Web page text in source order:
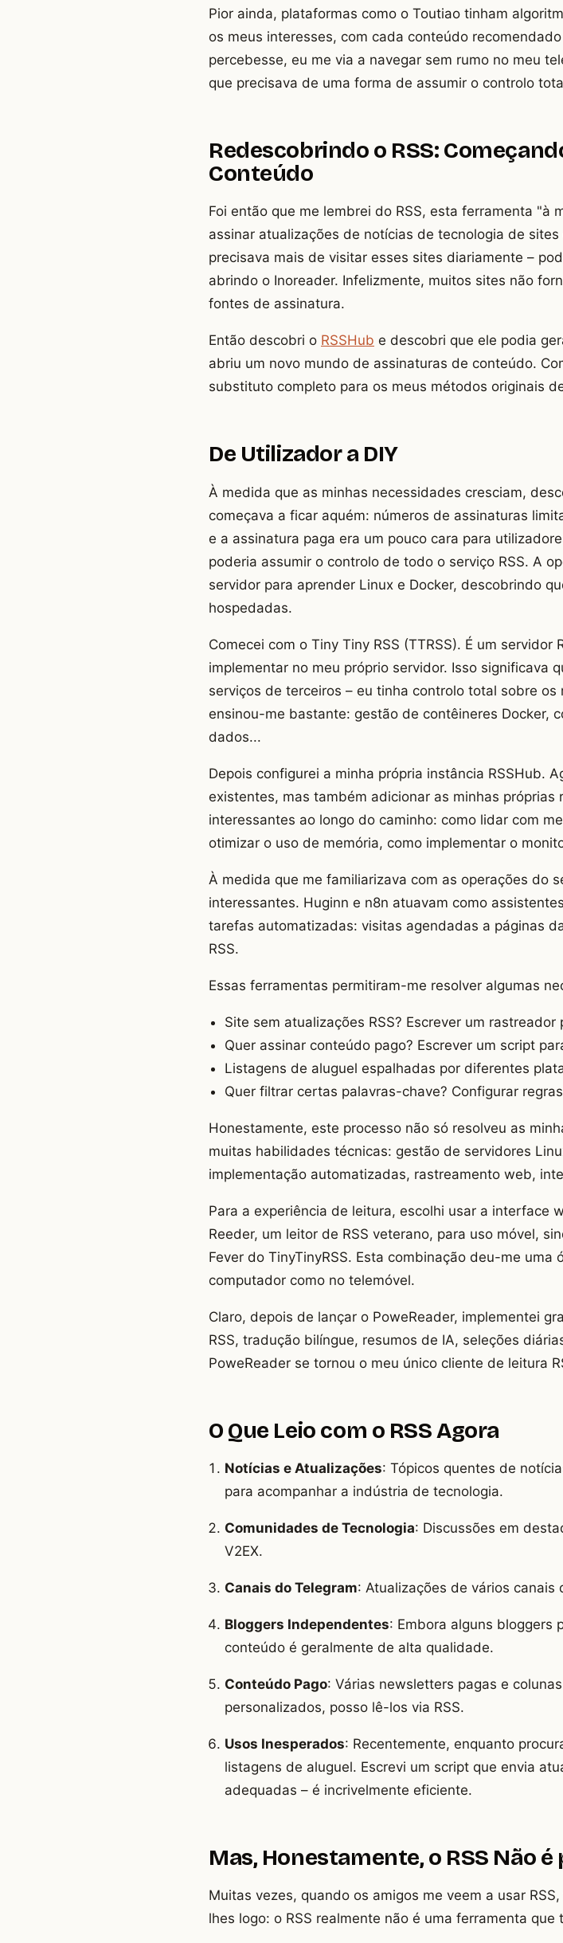
Pior ainda, plataformas como o Toutiao tinham
os meus interesses, com cada conteúdo
percebesse, eu me via a navegar sem rumo no meu
que precisava de uma forma de assumir o controlo
Redescobrindo o RSS:
Conteúdo
Foi então que me lembrei do RSS, esta ferramenta "à
assinar atualizações de notícias de tecnologia de
precisava mais de visitar esses sites diariamente –
abrindo o Inoreader. Infelizmente, muitos sites não
fontes de assinatura.
Então descobri o RSSHub e descobri que ele podia
abriu um novo mundo de assinaturas de conteúdo.
substituto completo para os meus métodos originais
De Utilizador a DIY
À medida que as minhas necessidades cresciam,
começava a ficar aquém: números de assinaturas
e a assinatura paga era um pouco cara para
poderia assumir o controlo de todo o serviço RSS. A
servidor para aprender Linux e Docker, descobrindo
hospedadas.
Comecei com o Tiny Tiny RSS (TTRSS). É um
implementar no meu próprio servidor. Isso significava
serviços de terceiros – eu tinha controlo total sobre
ensinou-me bastante: gestão de contêineres Docker,
dados...
Depois configurei a minha própria instância RSSHub.
existentes, mas também adicionar as minhas
interessantes ao longo do caminho: como lidar com
otimizar o uso de memória, como implementar o
À medida que me familiarizava com as operações do
interessantes. Huginn e n8n atuavam como
tarefas automatizadas: visitas agendadas a páginas
RSS.
Essas ferramentas permitiram-me resolver algumas
Site sem atualizações RSS? Escrever um
Quer assinar conteúdo pago? Escrever um script
Listagens de aluguel espalhadas por diferentes
Quer filtrar certas palavras-chave? Configurar
Honestamente, este processo não só resolveu as
muitas habilidades técnicas: gestão de servidores
implementação automatizadas, rastreamento web,
Para a experiência de leitura, escolhi usar a interface
Reeder, um leitor de RSS veterano, para uso móvel,
Fever do TinyTinyRSS. Esta combinação deu-me
computador como no telemóvel.
Claro, depois de lançar o PoweReader, implementei
RSS, tradução bilíngue, resumos de IA, seleções
PoweReader se tornou o meu único cliente de leitura
O Que Leio com o RSS Agora
Notícias e Atualizações: Tópicos quentes de
para acompanhar a indústria de tecnologia.
Comunidades de Tecnologia: Discussões em
V2EX.
Canais do Telegram: Atualizações de vários canais
Bloggers Independentes: Embora alguns bloggers
conteúdo é geralmente de alta qualidade.
Conteúdo Pago: Várias newsletters pagas e
personalizados, posso lê-los via RSS.
Usos Inesperados: Recentemente, enquanto
listagens de aluguel. Escrevi um script que envia
adequadas – é incrivelmente eficiente.
Mas, Honestamente, o RSS Não é
Muitas vezes, quando os amigos me veem a usar
lhes logo: o RSS realmente não é uma ferramenta